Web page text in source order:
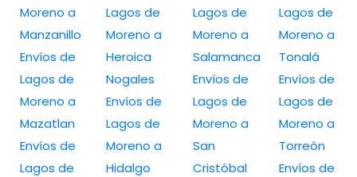
Moreno a
Manzanillo
Envíos de
Lagos de
Moreno a
Mazatlan
Envíos de
Lagos de
Lagos de
Moreno a
Heroica
Nogales
Envíos de
Lagos de
Moreno a
Hidalgo
Lagos de
Moreno a
Salamanca
Envíos de
Lagos de
Moreno a
San
Cristóbal
Lagos de
Moreno a
Tonalá
Envíos de
Lagos de
Moreno a
Torreón
Envíos de